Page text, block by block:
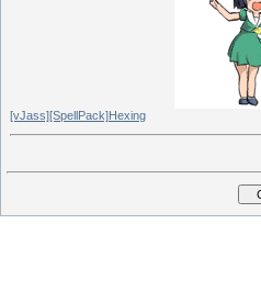
[vJass][SpellPack]Hexing